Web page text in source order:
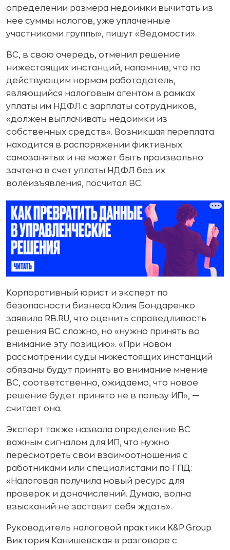
определении размера недоимки вычитать из
нее суммы налогов, уже уплаченные
участниками группы», пишут «Ведомости».
ВС, в свою очередь, отменил решение
нижестоящих инстанций, напомнив, что по
действующим нормам работодатель,
являющийся налоговым агентом в рамках
уплаты им НДФЛ с зарплаты сотрудников,
«должен выплачивать недоимки из
собственных средств». Возникшая переплата
находится в распоряжении фиктивных
самозанятых и не может быть произвольно
зачтена в счет уплаты НДФЛ без их
волеизъявления, посчитал ВС.
Корпоративный юрист и эксперт по
безопасности бизнеса Юлия Бондаренко
заявила RB.RU, что оценить справедливость
решения ВС сложно, но «нужно принять во
внимание эту позицию». «При новом
рассмотрении суды нижестоящих инстанций
обязаны будут принять во внимание мнение
ВС, соответственно, ожидаемо, что новое
решение будет принято не в пользу ИП», —
считает она.
Эксперт также назвала определение ВС
важным сигналом для ИП, что нужно
пересмотреть свои взаимоотношения с
работниками или специалистами по ГПД:
«Налоговая получила новый ресурс для
проверок и доначислений. Думаю, волна
взысканий не заставит себя ждать».
Руководитель налоговой практики K&P.Group
Виктория Канишевская в разговоре с